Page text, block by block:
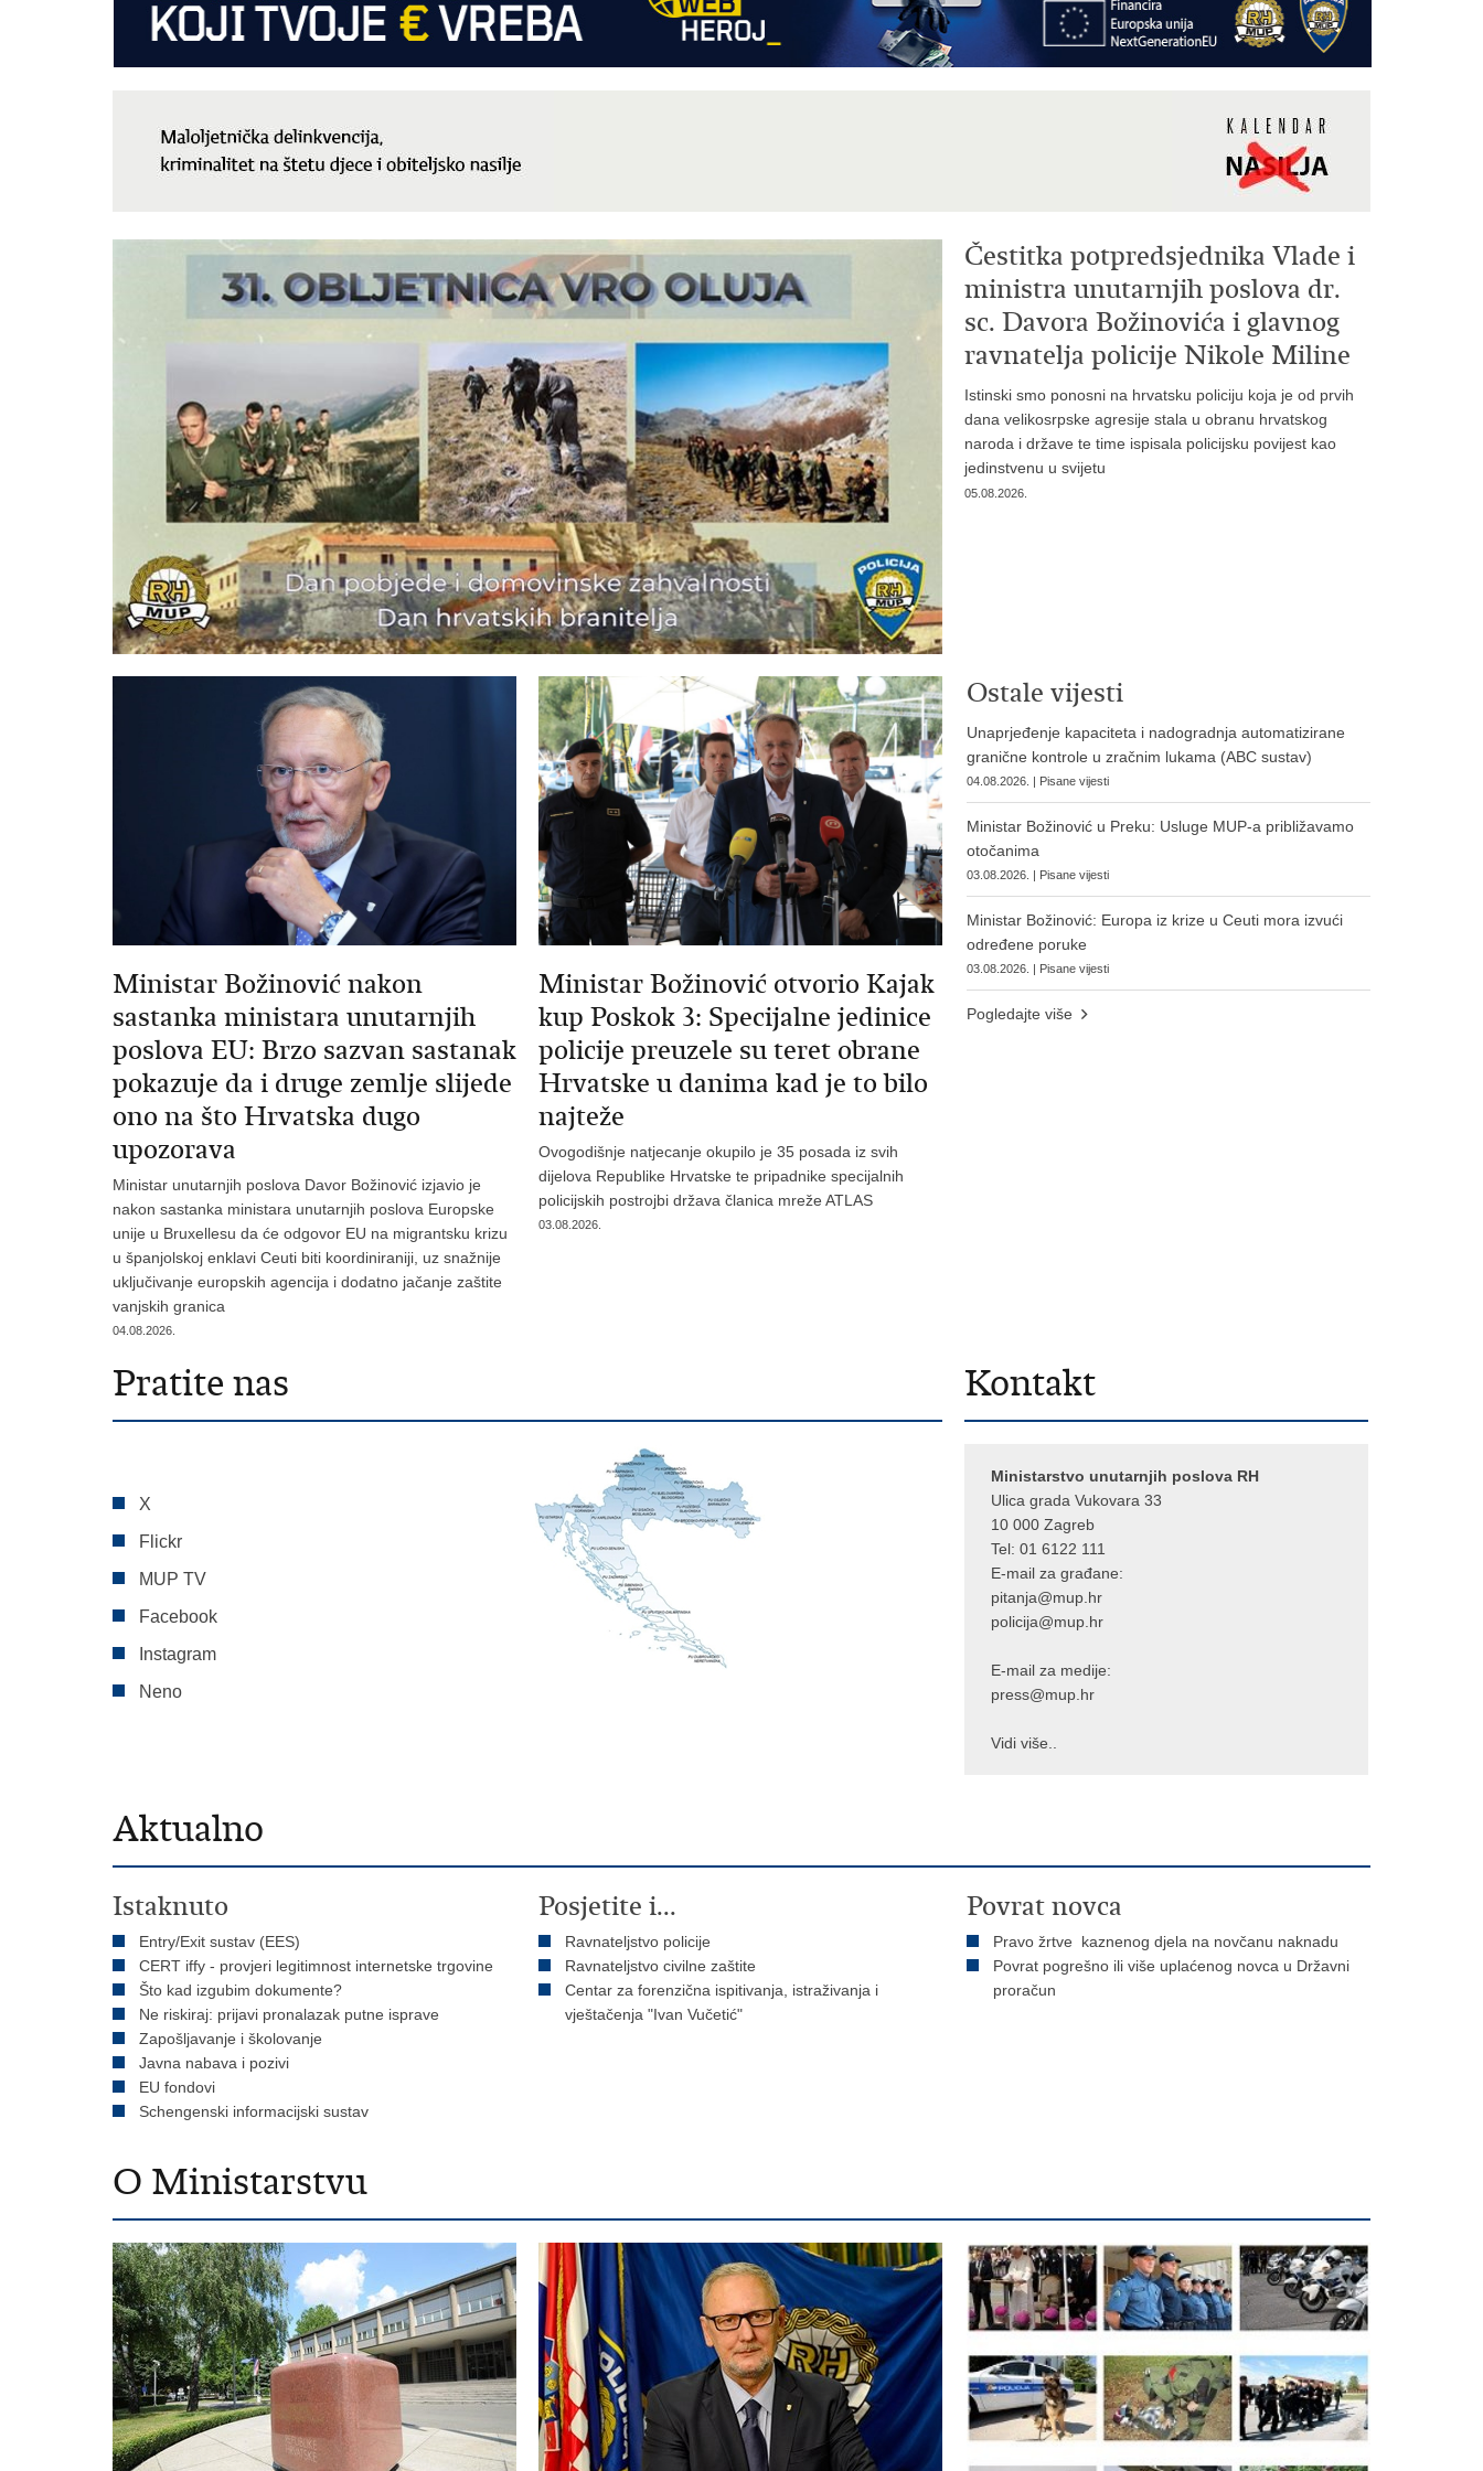
Čestitka potpredsjednika Vlade i
ministra unutarnjih poslova dr.
sc. Davora Božinovića i glavnog
ravnatelja policije Nikole Miline
Istinski smo ponosni na hrvatsku policiju koja je od prvih
dana velikosrpske agresije stala u obranu hrvatskog
naroda i države te time ispisala policijsku povijest kao
jedinstvenu u svijetu
05.08.2026.
Ministar Božinović nakon
sastanka ministara unutarnjih
poslova EU: Brzo sazvan sastanak
pokazuje da i druge zemlje slijede
ono na što Hrvatska dugo
upozorava
Ministar unutarnjih poslova Davor Božinović izjavio je
nakon sastanka ministara unutarnjih poslova Europske
unije u Bruxellesu da će odgovor EU na migrantsku krizu
u španjolskoj enklavi Ceuti biti koordiniraniji, uz snažnije
uključivanje europskih agencija i dodatno jačanje zaštite
vanjskih granica
04.08.2026.
Ministar Božinović otvorio Kajak
kup Poskok 3: Specijalne jedinice
policije preuzele su teret obrane
Hrvatske u danima kad je to bilo
najteže
Ovogodišnje natjecanje okupilo je 35 posada iz svih
dijelova Republike Hrvatske te pripadnike specijalnih
policijskih postrojbi država članica mreže ATLAS
03.08.2026.
Ostale vijesti
Unaprjeđenje kapaciteta i nadogradnja automatizirane
granične kontrole u zračnim lukama (ABC sustav)
04.08.2026. | Pisane vijesti
Ministar Božinović u Preku: Usluge MUP-a približavamo
otočanima
03.08.2026. | Pisane vijesti
Ministar Božinović: Europa iz krize u Ceuti mora izvući
određene poruke
03.08.2026. | Pisane vijesti
Pogledajte više
Pratite nas
X
Flickr
MUP TV
Facebook
Instagram
Neno
Kontakt
Ministarstvo unutarnjih poslova RH
Ulica grada Vukovara 33
10 000 Zagreb
Tel: 01 6122 111
E-mail za građane:
pitanja@mup.hr
policija@mup.hr
E-mail za medije:
press@mup.hr
Vidi više..
Aktualno
Istaknuto
Entry/Exit sustav (EES)
CERT iffy - provjeri legitimnost internetske trgovine
Što kad izgubim dokumente?
Ne riskiraj: prijavi pronalazak putne isprave
Zapošljavanje i školovanje
Javna nabava i pozivi
EU fondovi
Schengenski informacijski sustav
Posjetite i...
Ravnateljstvo policije
Ravnateljstvo civilne zaštite
Centar za forenzična ispitivanja, istraživanja i
vještačenja "Ivan Vučetić"
Povrat novca
Pravo žrtve kaznenog djela na novčanu naknadu
Povrat pogrešno ili više uplaćenog novca u Državni
proračun
O Ministarstvu